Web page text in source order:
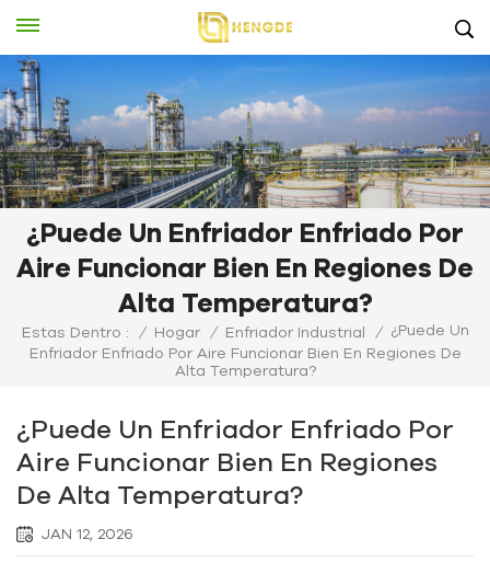
¿Puede Un Enfriador Enfriado Por
Aire Funcionar Bien En Regiones De
Alta Temperatura?
Estas Dentro : / Hogar / Enfriador Industrial /
¿Puede Un
Enfriador Enfriado Por Aire Funcionar Bien En Regiones De
Alta Temperatura?
¿Puede Un Enfriador Enfriado Por
Aire Funcionar Bien En Regiones
De Alta Temperatura?
JAN 12, 2026